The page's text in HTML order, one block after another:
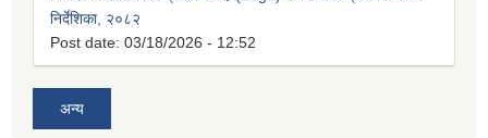
निर्देशिका, २०८२
Post date: 03/18/2026 - 12:52
अन्य